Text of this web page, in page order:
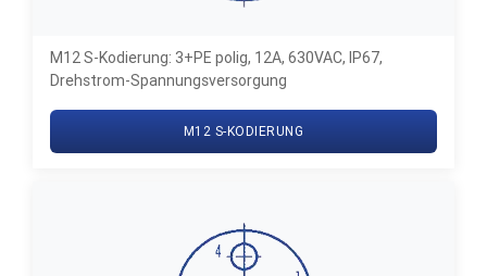
M12 S-Kodierung: 3+PE polig, 12A, 630VAC, IP67,
Drehstrom-Spannungsversorgung
M12 S-KODIERUNG